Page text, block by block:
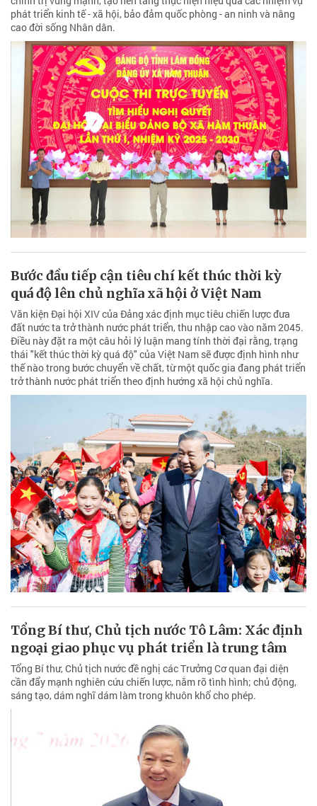
phát triển kinh tế - xã hội, bảo đảm quốc phòng - an ninh và nâng
cao đời sống Nhân dân.
Bước đầu tiếp cận tiêu chí kết thúc thời kỳ
quá độ lên chủ nghĩa xã hội ở Việt Nam
Văn kiện Đại hội XIV của Đảng xác định mục tiêu chiến lược đưa
đất nước ta trở thành nước phát triển, thu nhập cao vào năm 2045.
Điều này đặt ra một câu hỏi lý luận mang tính thời đại rằng, trạng
thái "kết thúc thời kỳ quá độ" của Việt Nam sẽ được định hình như
thế nào trong bước chuyển về chất, từ một quốc gia đang phát triển
trở thành nước phát triển theo định hướng xã hội chủ nghĩa.
Tổng Bí thư, Chủ tịch nước Tô Lâm: Xác định
ngoại giao phục vụ phát triển là trung tâm
Tổng Bí thư, Chủ tịch nước đề nghị các Trưởng Cơ quan đại diện
cần đẩy mạnh nghiên cứu chiến lược, nắm rõ tình hình; chủ động,
sáng tạo, dám nghĩ dám làm trong khuôn khổ cho phép.